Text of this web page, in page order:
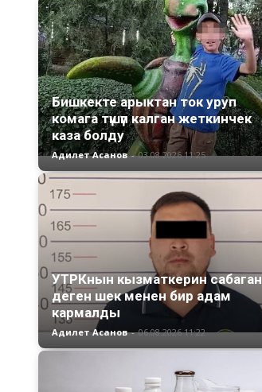
Бишкекте арыктан ток уруп
комага түшүп калган жеткинчек
каза болду
Адилет Асанов - 03.08.2026 11:25
УТРКнын кызматкерин сабаган
деген шек менен бир адам
кармалды
Адилет Асанов - 06.08.2026 11:22